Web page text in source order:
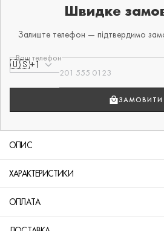
Швидке
Залиште телефон — підтвердимо
Ваш телефон
🇺🇸+1
ЗАМОВИТИ
ОПИС
ХАРАКТЕРИСТИКИ
ОПЛАТА